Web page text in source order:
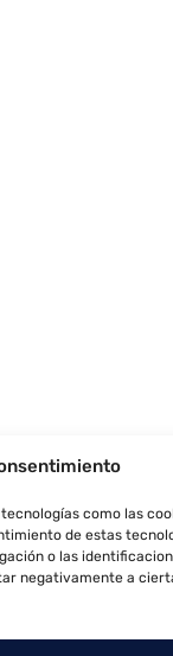
como las
de estas
o las
negativamente a